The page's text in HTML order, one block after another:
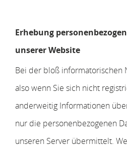
Erhebung
unserer Website
Bei der bloß informatorischen
also wenn Sie sich nicht
anderweitig Informationen
nur die personenbezogenen
unseren Server übermittelt.